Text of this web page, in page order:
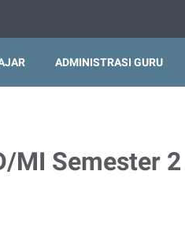
ADMINISTRASI GURU
MI Semester